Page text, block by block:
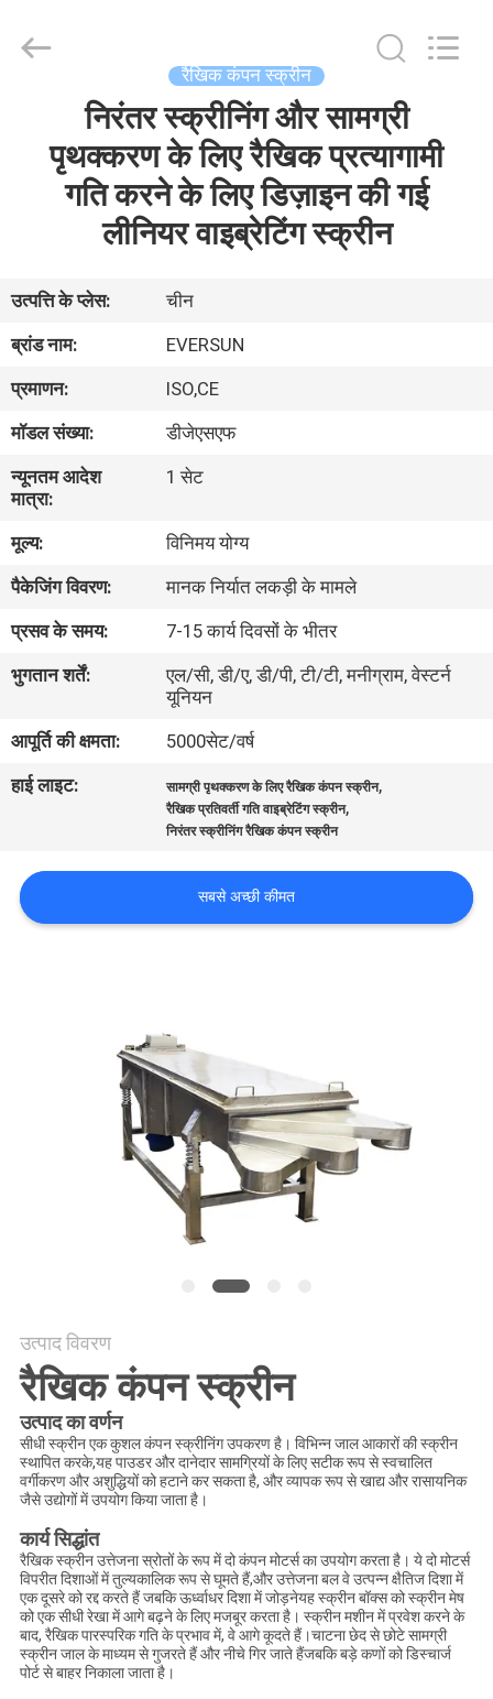
उत्पादों
दिखाएँ
बारे
में
कारखाना
भ्रमण
गुणवत्ता
नियंत्रण
संपर्क
करें
उद्धरण
का
रैखिक कंपन स्क्रीन
निरंतर स्क्रीनिंग और सामग्री
पृथक्करण के लिए रैखिक प्रत्यागामी
गति करने के लिए डिज़ाइन की गई
लीनियर वाइब्रेटिंग स्क्रीन
उत्पत्ति के प्लेस:
चीन
ब्रांड नाम:
EVERSUN
प्रमाणन:
ISO,CE
मॉडल संख्या:
डीजेएसएफ
न्यूनतम आदेश
मात्रा:
1 सेट
मूल्य:
विनिमय योग्य
पैकेजिंग विवरण:
मानक निर्यात लकड़ी के मामले
प्रसव के समय:
7-15 कार्य दिवसों के भीतर
भुगतान शर्तें:
एल/सी, डी/ए, डी/पी, टी/टी, मनीग्राम, वेस्टर्न
यूनियन
आपूर्ति की क्षमता:
5000सेट/वर्ष
हाई लाइट:
सामग्री पृथक्करण के लिए रैखिक कंपन स्क्रीन,
रैखिक प्रतिवर्ती गति वाइब्रेटिंग स्क्रीन,
निरंतर स्क्रीनिंग रैखिक कंपन स्क्रीन
सबसे अच्छी कीमत
उत्पाद विवरण
रैखिक कंपन स्क्रीन
उत्पाद का वर्णन
सीधी स्क्रीन एक कुशल कंपन स्क्रीनिंग उपकरण है। विभिन्न जाल आकारों की स्क्रीन
स्थापित करके,यह पाउडर और दानेदार सामग्रियों के लिए सटीक रूप से स्वचालित
वर्गीकरण और अशुद्धियों को हटाने कर सकता है, और व्यापक रूप से खाद्य और रासायनिक
जैसे उद्योगों में उपयोग किया जाता है।
कार्य सिद्धांत
रैखिक स्क्रीन उत्तेजना स्रोतों के रूप में दो कंपन मोटर्स का उपयोग करता है। ये दो मोटर्स
विपरीत दिशाओं में तुल्यकालिक रूप से घूमते हैं,और उत्तेजना बल वे उत्पन्न क्षैतिज दिशा में
एक दूसरे को रद्द करते हैं जबकि ऊर्ध्वाधर दिशा में जोड़नेयह स्क्रीन बॉक्स को स्क्रीन मेष
को एक सीधी रेखा में आगे बढ़ने के लिए मजबूर करता है। स्क्रीन मशीन में प्रवेश करने के
बाद, रैखिक पारस्परिक गति के प्रभाव में, वे आगे कूदते हैं।चाटना छेद से छोटे सामग्री
स्क्रीन जाल के माध्यम से गुजरते हैं और नीचे गिर जाते हैंजबकि बड़े कणों को डिस्चार्ज
पोर्ट से बाहर निकाला जाता है।